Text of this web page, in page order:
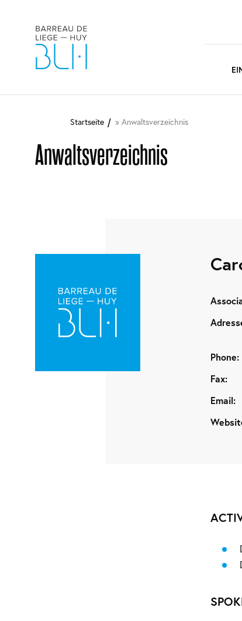
Direkt
Startseite Anwaltsverzeichnis
Anwaltsverzeichnis
Phone:
Fax:
Email: